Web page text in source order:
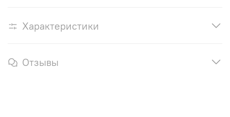
Характеристики
Отзывы